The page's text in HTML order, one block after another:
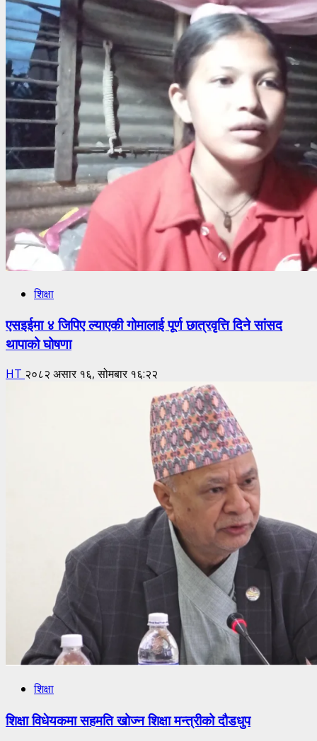
शिक्षा
एसइईमा ४ जिपिए ल्याएकी गोमालाई पूर्ण छात्रवृत्ति दिने सांसद
थापाको घोषणा
HT २०८२ असार १६, सोमबार १६:२२
शिक्षा
शिक्षा विधेयकमा सहमति खोज्न शिक्षा मन्त्रीको दौडधुप